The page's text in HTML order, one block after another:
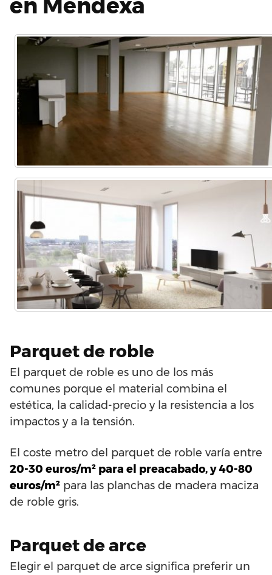
Parquet de roble
El parquet de roble es uno de los más
comunes porque el material combina el
estética, la calidad-precio y la resistencia a los
impactos y a la tensión.
El coste metro del parquet de roble varía entre
20-30 euros/m² para el preacabado, y 40-80
euros/m² para las planchas de madera maciza
de roble gris.
Parquet de arce
Elegir el parquet de arce significa preferir un